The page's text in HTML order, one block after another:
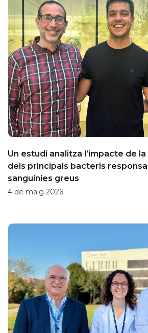
Un estudi analitza l’impacte de la COVID-19 en un
dels principals bacteris
sanguínies greus
4 de maig 2026